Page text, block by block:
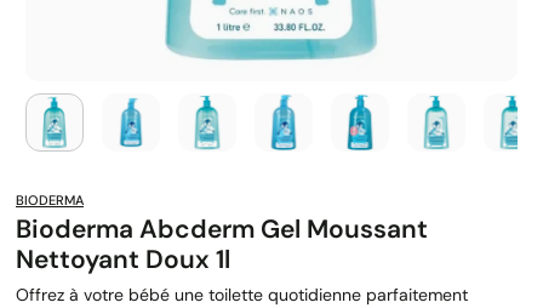
BIODERMA
Bioderma Abcderm Gel Moussant
Nettoyant Doux 1l
Offrez à votre bébé une toilette quotidienne parfaitement